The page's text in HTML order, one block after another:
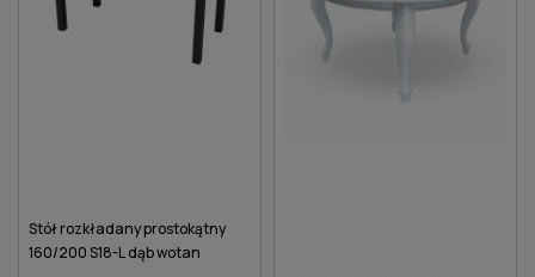
Stół rozkładany prostokątny
160/200 S18-L dąb wotan